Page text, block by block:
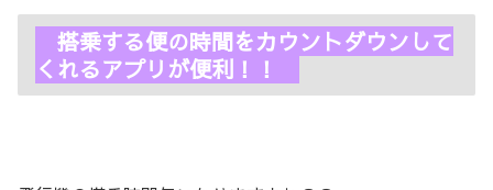
搭乗する便の時間をカウントダウンして
くれるアプリが便利！！